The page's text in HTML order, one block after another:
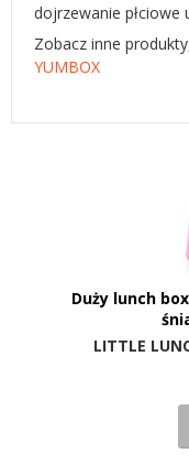
dojrzewanie płciowe
Zobacz inne
YUMBOX
Duży lunch
LITTLE